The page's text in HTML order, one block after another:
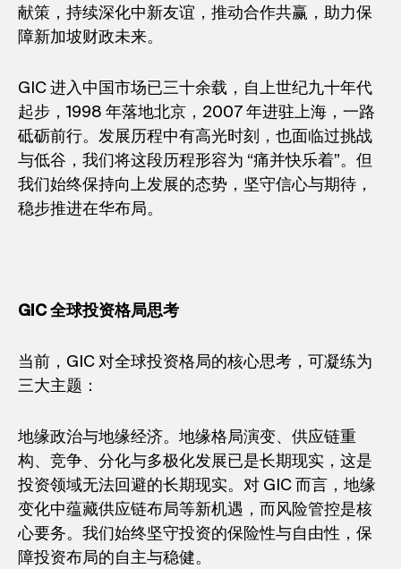
献策，持续深化中新友谊，推动合作共赢，助力保
障新加坡财政未来。
GIC 进入中国市场已三十余载，自上世纪九十年代
起步，1998 年落地北京，2007 年进驻上海，一路
砥砺前行。发展历程中有高光时刻，也面临过挑战
与低谷，我们将这段历程形容为 “痛并快乐着”。但
我们始终保持向上发展的态势，坚守信心与期待，
稳步推进在华布局。
GIC全球投资格局思考
当前，GIC 对全球投资格局的核心思考，可凝练为
三大主题：
地缘政治与地缘经济。地缘格局演变、供应链重
构、竞争、分化与多极化发展已是长期现实，这是
投资领域无法回避的长期现实。对 GIC 而言，地缘
变化中蕴藏供应链布局等新机遇，而风险管控是核
心要务。我们始终坚守投资的保险性与自由性，保
障投资布局的自主与稳健。